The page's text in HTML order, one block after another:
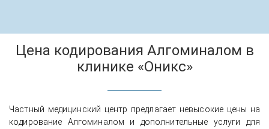
Цена кодирования Алгоминалом в
клинике «Оникс»
Частный медицинский центр предлагает невысокие цены на
кодирование Алгоминалом и дополнительные услуги для